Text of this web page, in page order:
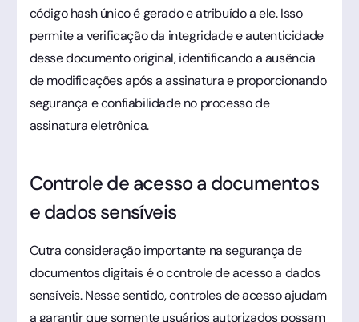
código hash único é gerado e atribuído a ele. Isso
permite a verificação da integridade e autenticidade
desse documento original, identificando a ausência
de modificações após a assinatura e proporcionando
segurança e confiabilidade no processo de
assinatura eletrônica.
Controle de acesso a documentos
e dados sensíveis
Outra consideração importante na segurança de
documentos digitais é o controle de acesso a dados
sensíveis. Nesse sentido, controles de acesso ajudam
a garantir que somente usuários autorizados possam